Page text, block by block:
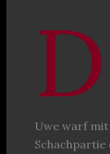
D
Uwe warf
Schachpartie